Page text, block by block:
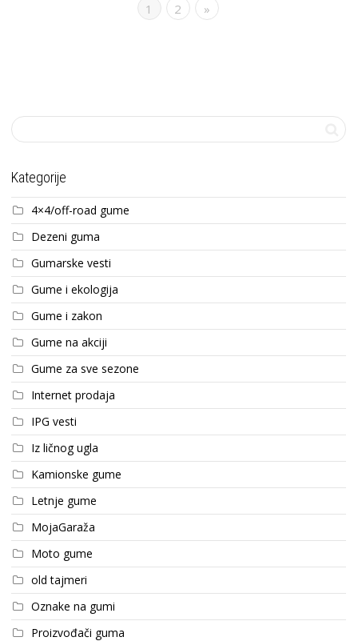
1 2 »
Kategorije
4×4/off-road gume
Dezeni guma
Gumarske vesti
Gume i ekologija
Gume i zakon
Gume na akciji
Gume za sve sezone
Internet prodaja
IPG vesti
Iz ličnog ugla
Kamionske gume
Letnje gume
MojaGaraža
Moto gume
old tajmeri
Oznake na gumi
Proizvođači guma